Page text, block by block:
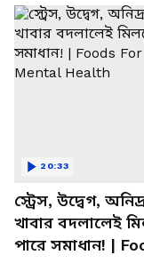
স্ট্রেস, উদ্বেগ,
খাবার বদলালেই
পারে সমাধান! |
20:33